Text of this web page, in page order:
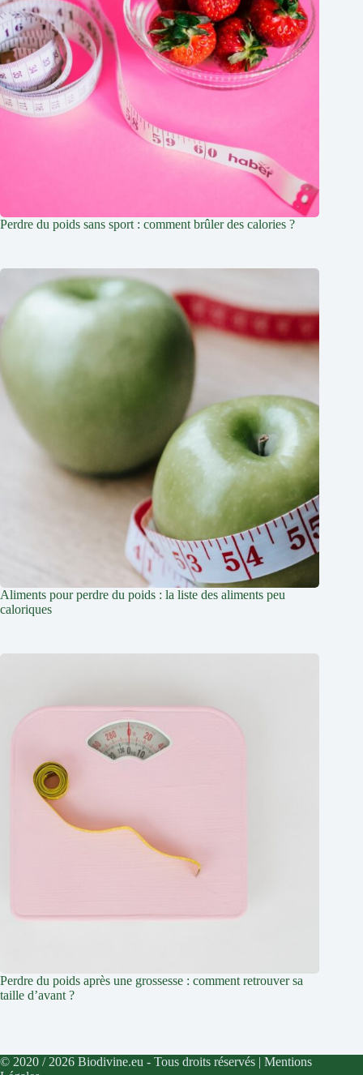
Perdre du poids sans sport : comment brûler des calories ?
Aliments pour perdre du poids : la liste des aliments peu
caloriques
Perdre du poids après une grossesse : comment retrouver sa
taille d’avant ?
© 2020 / 2026 Biodivine.eu - Tous droits réservés | Mentions